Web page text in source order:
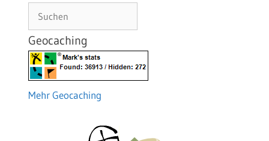
Geocaching
Mehr Geocaching